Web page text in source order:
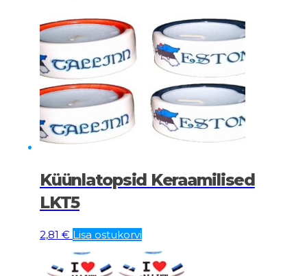
Küünlatopsid Keraamilised
LKT5
2,81 € Lisa ostukorvi